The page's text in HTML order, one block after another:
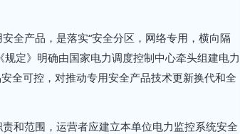
全产品，是落实“安全分区，网络专用，横向隔
定》明确由国家电力调度控制中心牵头组建电力
全可控，对推动专用安全产品技术更新换代和全
和范围，运营者应建立本单位电力监控系统安全